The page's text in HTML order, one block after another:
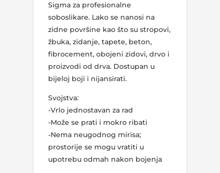
Sigma za profesionalne
soboslikare. Lako se nanosi na
zidne površine kao što su stropovi,
žbuka, zidanje, tapete, beton,
fibrocement, obojeni zidovi, drvo i
proizvodi od drva. Dostupan u
bijeloj boji i nijansirati.
Svojstva:
-Vrlo jednostavan za rad
-Može se prati i mokro ribati
-Nema neugodnog mirisa;
prostorije se mogu vratiti u
upotrebu odmah nakon bojenja